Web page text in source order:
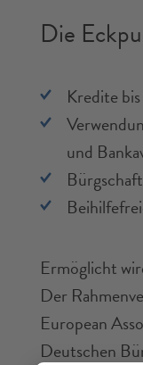
Die
Kredite
und
Ermöglicht
Der
European
Deutschen